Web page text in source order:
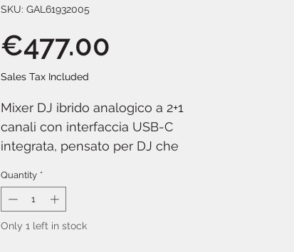
SKU: GAL61932005
€477.00
Sales Tax Included
Mixer DJ ibrido analogico a 2+1
canali con interfaccia USB-C
integrata, pensato per DJ che
Heath in formato compatto.
Allen & Heath Xone:24C
crossfader Mini innoFader per
Quantity *
Only 1 left in stock